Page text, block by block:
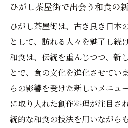
ひがし茶屋街で出会う和食の
ひがし茶屋街は、古き良き日本
として、訪れる人々を魅了し続
和食は、伝統を重んじつつ、新
とで、食の文化を進化させてい
らの影響を受けた新しいメニュ
に取り入れた創作料理が注目さ
統的な和食の技法を用いながら